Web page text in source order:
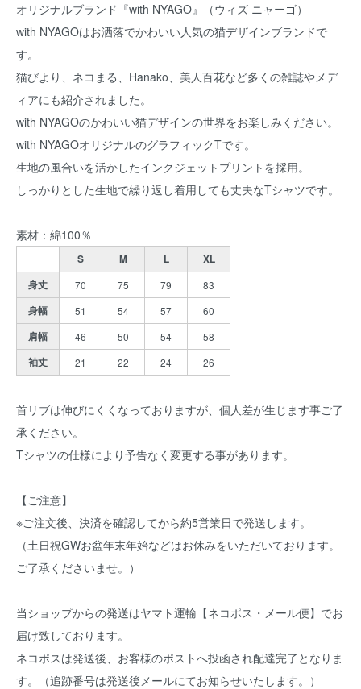
オリジナルブランド『with NYAGO』（ウィズ ニャーゴ）
with NYAGOはお洒落でかわいい人気の猫デザインブランドで
す。
猫びより、ネコまる、Hanako、美人百花など多くの雑誌やメデ
ィアにも紹介されました。
with NYAGOのかわいい猫デザインの世界をお楽しみください。
with NYAGOオリジナルのグラフィックTです。
生地の風合いを活かしたインクジェットプリントを採用。
しっかりとした生地で繰り返し着用しても丈夫なTシャツです。
素材：綿100％
S M L
XL
身丈
70 75 79
83
身幅
51 54 57
60
肩幅
46 50 54
58
袖丈
21 22 24 26
首リブは伸びにくくなっておりますが、個人差が生じます事ご了
承ください。
Tシャツの仕様により予告なく変更する事があります。
【ご注意】
※ご注文後、決済を確認してから約5営業日で発送します。
（土日祝GWお盆年末年始などはお休みをいただいております。
ご了承くださいませ。）
当ショップからの発送はヤマト運輸【ネコポス・メール便】でお
届け致しております。
ネコポスは発送後、お客様のポストへ投函され配達完了となりま
す。（追跡番号は発送後メールにてお知らせいたします。）